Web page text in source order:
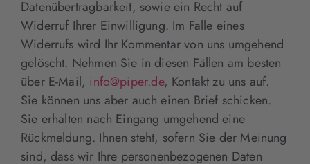
Datenübertragbarkeit, sowie ein Recht auf
Widerruf Ihrer Einwilligung. Im Falle eines
Widerrufs wird Ihr Kommentar von uns umgehend
gelöscht. Nehmen Sie in diesen Fällen am besten
über E-Mail, info@piper.de, Kontakt zu uns auf.
Sie können uns aber auch einen Brief schicken.
Sie erhalten nach Eingang umgehend eine
Rückmeldung. Ihnen steht, sofern Sie der Meinung
sind, dass wir Ihre personenbezogenen Daten